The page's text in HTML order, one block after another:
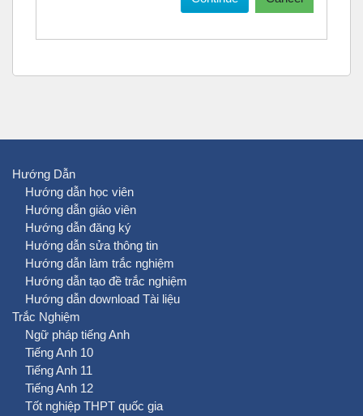
Hướng Dẫn
Hướng dẫn học viên
Hướng dẫn giáo viên
Hướng dẫn đăng ký
Hướng dẫn sửa thông tin
Hướng dẫn làm trắc nghiệm
Hướng dẫn tạo đề trắc nghiệm
Hướng dẫn download Tài liệu
Trắc Nghiệm
Ngữ pháp tiếng Anh
Tiếng Anh 10
Tiếng Anh 11
Tiếng Anh 12
Tốt nghiệp THPT quốc gia